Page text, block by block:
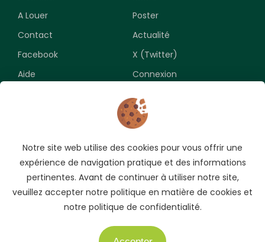
A Louer
Poster
Contact
Actualité
Facebook
X (Twitter)
Aide
Connexion
Souscrivez pour recevoir les meilleures opportunités.
Notre site web utilise des cookies pour vous offrir une
expérience de navigation pratique et des informations
pertinentes. Avant de continuer à utiliser notre site,
veuillez accepter notre politique en matière de cookies et
notre politique de confidentialité.